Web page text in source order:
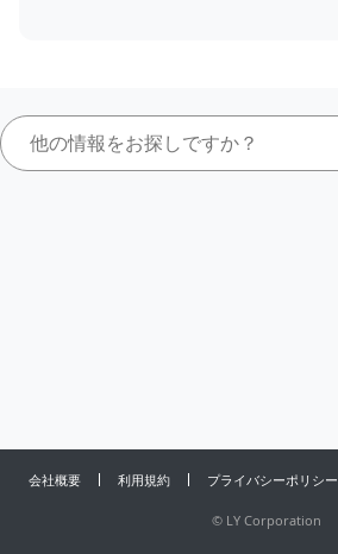
会社概要 利用規約 プライバシーポリシー
© LY Corporation